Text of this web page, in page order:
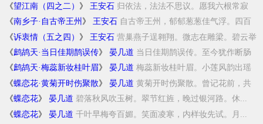
《望江南（四之二） 》 王安石 归依法，法法不思议。愿我六根常寂
静，心如...
《南乡子·自古帝王州 》 王安石 自古帝王州，郁郁葱葱佳气浮。四百
年来成一...
《诉衷情（五之四） 》 王安石 营巢燕子逞翱翔。微志在雕梁。碧云举
翮千里...
《鹧鸪天·当日佳期鹊误传》 晏几道 当日佳期鹊误传。至今犹作断肠
仙。桥成汉渚...
《鹧鸪天·梅蕊新妆桂叶眉》 晏几道 梅蕊新妆桂叶眉。小莲风韵出瑶
池。云随绿水...
《蝶恋花·黄菊开时伤聚散》 晏几道 黄菊开时伤聚散。曾记花前，共
说深深愿。重...
《蝶恋花》 晏几道 碧落秋风吹玉树。翠节红旌，晚过银河路。休...
《蝶恋花》 晏几道 千叶早梅夸百媚。笑面凌寒，内样妆先试。月...